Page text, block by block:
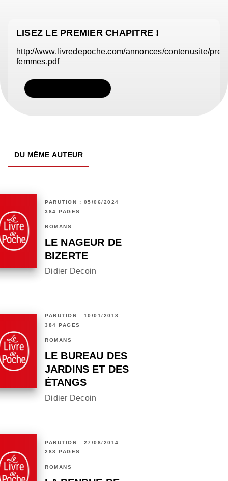
LISEZ LE PREMIER CHAPITRE !
http://www.livredepoche.com/annonces/contenusite/
femmes.pdf
DU MÊME AUTEUR
PARUTION : 05/06/2024
384 PAGES
ROMANS
LE NAGEUR DE
BIZERTE
Didier Decoin
PARUTION : 10/01/2018
384 PAGES
ROMANS
LE BUREAU DES
JARDINS ET DES
ÉTANGS
Didier Decoin
PARUTION : 27/08/2014
288 PAGES
ROMANS